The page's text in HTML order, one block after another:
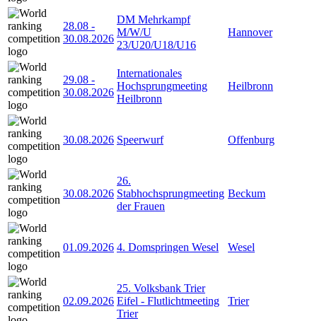
28.08 -
30.08.2026
DM Mehrkampf
M/W/U
23/U20/U18/U16
Hannover
29.08 -
30.08.2026
Internationales
Hochsprungmeeting
Heilbronn
Heilbronn
30.08.2026 Speerwurf Offenburg
30.08.2026
26.
Stabhochsprungmeeting
der Frauen
Beckum
01.09.2026 4. Domspringen Wesel Wesel
02.09.2026
25. Volksbank Trier
Eifel - Flutlichtmeeting
Trier
Trier